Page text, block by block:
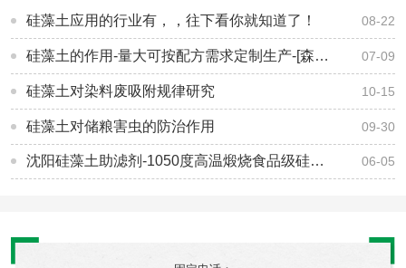
硅藻土应用的行业有，，往下看你就知道了！ 08-22
硅藻土的作用-量大可按配方需求定制生产-[森大硅藻土] 07-09
硅藻土对染料废吸附规律研究 10-15
硅藻土对储粮害虫的防治作用 09-30
沈阳硅藻土助滤剂-1050度高温煅烧食品级硅藻土-[森大硅藻土] 06-05